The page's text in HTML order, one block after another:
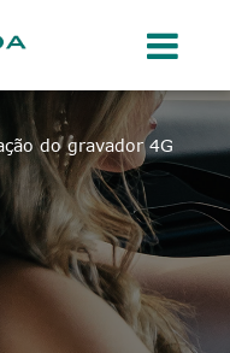
do gravador 4G